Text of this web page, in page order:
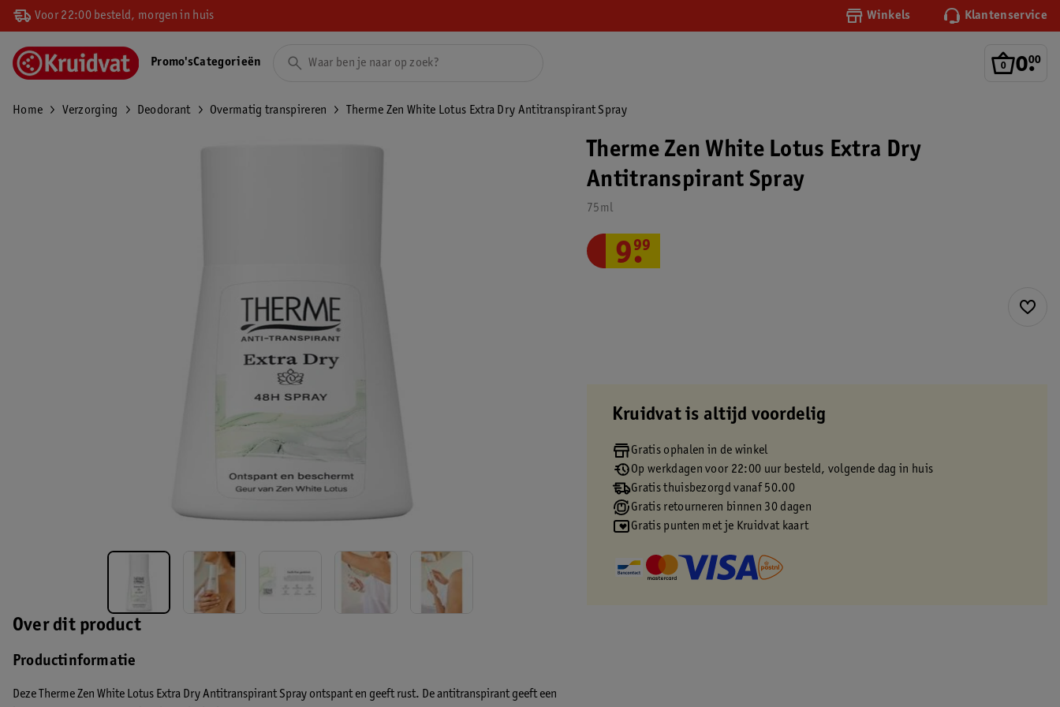
Voor 22:00 besteld, morgen in huis Winkels Klantenservice
0.
00
Promo'sCategorieën
Home Verzorging Deodorant Overmatig transpireren Therme Zen White Lotus Extra Dry Antitranspirant Spray
Over dit product
Productinformatie
Deze Therme Zen White Lotus Extra Dry Antitranspirant Spray ontspant en geeft rust. De antitranspirant geeft een
Therme Zen White Lotus Extra Dry
Antitranspirant Spray
75ml
9.
99
Kruidvat is altijd voordelig
Gratis ophalen in de winkel
Op werkdagen voor 22:00 uur besteld, volgende dag in huis
Gratis thuisbezorgd vanaf 50.00
Gratis retourneren binnen 30 dagen
Gratis punten met je Kruidvat kaart